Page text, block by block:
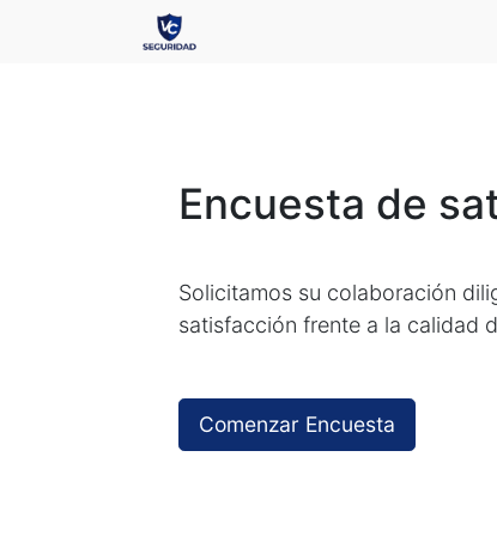
Encuesta de
Solicitamos su colaboración
satisfacción frente a la calidad
Comenzar Encuesta